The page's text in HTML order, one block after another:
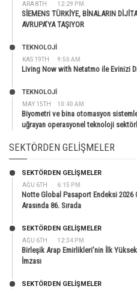
ARA 8TH 12:29 PM
SİEMENS TÜRKİYE, BİNALARIN
AVRUPA’YA TAŞIYOR
KAS 19TH 9:50 AM
TEKNOLOJİ
Living Now with Netatmo ile Evinizi
MAY 15TH 10:40 AM
TEKNOLOJİ
Biyometri ve bina otomasyon
uğrayan operasyonel teknoloji
SEKTÖRDEN GELIŞMELER
AĞU 6TH 6:15 PM
SEKTÖRDEN GELIŞMELER
Notte Global Pasaport Endeksi
Arasında 86. Sırada
AĞU 6TH 12:34 PM
SEKTÖRDEN GELIŞMELER
Birleşik Arap Emirlikleri’nin İlk
İmzası
SEKTÖRDEN GELIŞMELER